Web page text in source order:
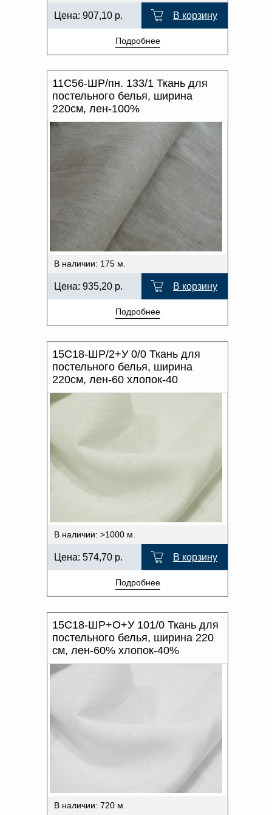
Цена: 907,10 р. В корзину
Подробнее
11С56-ШР/пн. 133/1 Ткань для
постельного белья, ширина
220см, лен-100%
В наличии: 175 м.
Цена: 935,20 р. В корзину
Подробнее
15С18-ШР/2+У 0/0 Ткань для
постельного белья, ширина
220см, лен-60 хлопок-40
В наличии: >1000 м.
Цена: 574,70 р. В корзину
Подробнее
15С18-ШР+О+У 101/0 Ткань для
постельного белья, ширина 220
см, лен-60% хлопок-40%
В наличии: 720 м.